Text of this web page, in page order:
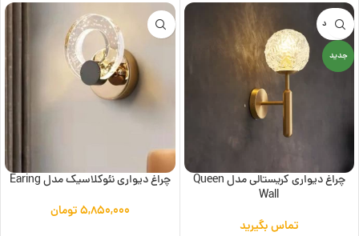
ناموجود
جدید
چراغ دیواری کریستالی مدل Queen
Wall
تماس بگیرید
چراغ دیواری نئوکلاسیک مدل Earing
۵,۸۵۰,۰۰۰تومان